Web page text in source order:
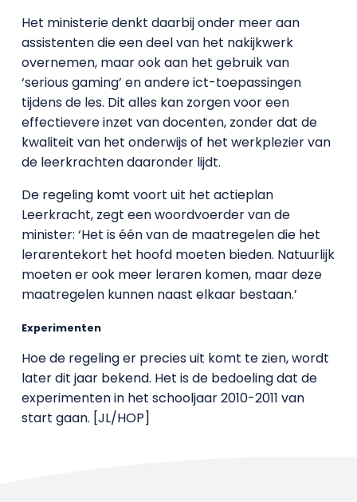
Het ministerie denkt daarbij onder meer aan
assistenten die een deel van het nakijkwerk
overnemen, maar ook aan het gebruik van
‘serious gaming’ en andere ict-toepassingen
tijdens de les. Dit alles kan zorgen voor een
effectievere inzet van docenten, zonder dat de
kwaliteit van het onderwijs of het werkplezier van
de leerkrachten daaronder lijdt.
De regeling komt voort uit het actieplan
Leerkracht, zegt een woordvoerder van de
minister: ‘Het is één van de maatregelen die het
lerarentekort het hoofd moeten bieden. Natuurlijk
moeten er ook meer leraren komen, maar deze
maatregelen kunnen naast elkaar bestaan.’
Experimenten
Hoe de regeling er precies uit komt te zien, wordt
later dit jaar bekend. Het is de bedoeling dat de
experimenten in het schooljaar 2010-2011 van
start gaan. [JL/HOP]